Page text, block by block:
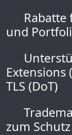
und
Extensions
TLS (DoT)
zum